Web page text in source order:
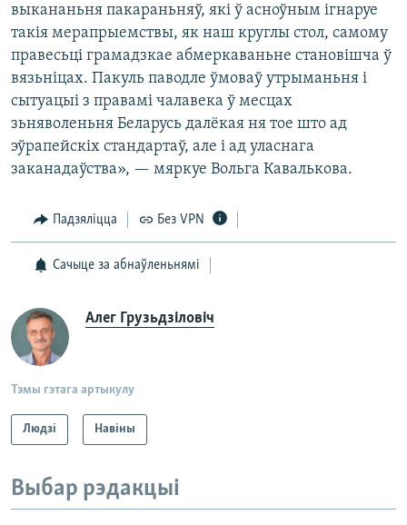
выкананьня пакараньняў, які ў асноўным ігнаруе
такія мерапрыемствы, як наш круглы стол, самому
правесьці грамадзкае абмеркаваньне становішча ў
вязьніцах. Пакуль паводле ўмоваў утрыманьня і
сытуацыі з правамі чалавека ў месцах
зьняволеньня Беларусь далёкая ня тое што ад
эўрапейскіх стандартаў, але і ад уласнага
заканадаўства», — мяркуе Вольга Кавалькова.
Падзяліцца Без VPN
Сачыце за абнаўленьнямі
Алег Грузьдзіловіч
Тэмы гэтага артыкулу
Людзі Навіны
Выбар рэдакцыі